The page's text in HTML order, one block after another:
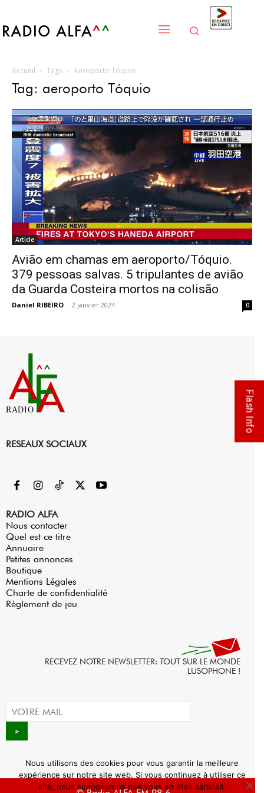
Accueil Tags Aeroporto Tóquio
Tag: aeroporto Tóquio
Article
Avião em chamas em aeroporto/Tóquio.
379 pessoas salvas. 5 tripulantes de avião
da Guarda Costeira mortos na colisão
Daniel RIBEIRO - 2 janvier 2024 0
RADIO
RESEAUX SOCIAUX
RADIO ALFA
Nous contacter
Quel est ce titre
Annuaire
Petites annonces
Boutique
Mentions Légales
Charte de confidentialité
Règlement de jeu
RECEVEZ NOTRE NEWSLETTER: TOUT SUR LE MONDE
LUSOPHONE !
Flash Info
Nous utilisons des cookies pour vous garantir la meilleure
expérience sur notre site web. Si vous continuez à utiliser ce
site, nous supposerons que vous en êtes satisfait.